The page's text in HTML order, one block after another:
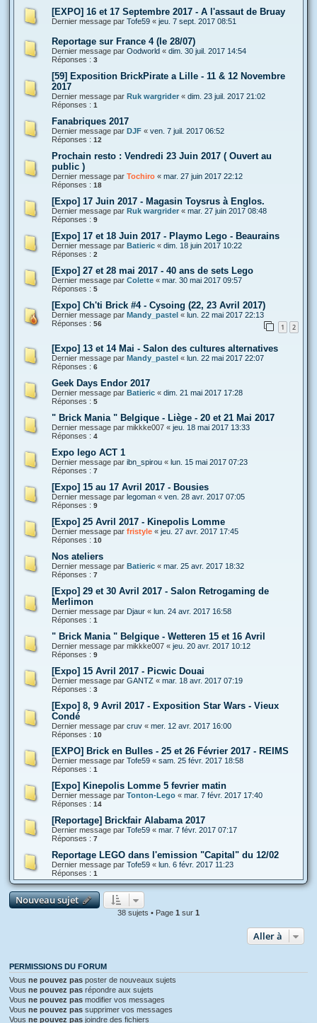
[EXPO] 16 et 17 Septembre 2017 - A l'assaut de Bruay
Dernier message par Tofe59 « jeu. 7 sept. 2017 08:51
Reportage sur France 4 (le 28/07)
Dernier message par Oodworld « dim. 30 juil. 2017 14:54
Réponses : 3
[59] Exposition BrickPirate a Lille - 11 & 12 Novembre
2017
Dernier message par Ruk wargrider « dim. 23 juil. 2017 21:02
Réponses : 1
Fanabriques 2017
Dernier message par DJF « ven. 7 juil. 2017 06:52
Réponses : 12
Prochain resto : Vendredi 23 Juin 2017 ( Ouvert au
public )
Dernier message par Tochiro « mar. 27 juin 2017 22:12
Réponses : 18
[Expo] 17 Juin 2017 - Magasin Toysrus à Englos.
Dernier message par Ruk wargrider « mar. 27 juin 2017 08:48
Réponses : 9
[Expo] 17 et 18 Juin 2017 - Playmo Lego - Beaurains
Dernier message par Batieric « dim. 18 juin 2017 10:22
Réponses : 2
[Expo] 27 et 28 mai 2017 - 40 ans de sets Lego
Dernier message par Colette « mar. 30 mai 2017 09:57
Réponses : 5
[Expo] Ch'ti Brick #4 - Cysoing (22, 23 Avril 2017)
Dernier message par Mandy_pastel « lun. 22 mai 2017 22:13
Réponses : 56 1 2
[Expo] 13 et 14 Mai - Salon des cultures alternatives
Dernier message par Mandy_pastel « lun. 22 mai 2017 22:07
Réponses : 6
Geek Days Endor 2017
Dernier message par Batieric « dim. 21 mai 2017 17:28
Réponses : 5
" Brick Mania " Belgique - Liège - 20 et 21 Mai 2017
Dernier message par mikkke007 « jeu. 18 mai 2017 13:33
Réponses : 4
Expo lego ACT 1
Dernier message par ibn_spirou « lun. 15 mai 2017 07:23
Réponses : 7
[Expo] 15 au 17 Avril 2017 - Bousies
Dernier message par legoman « ven. 28 avr. 2017 07:05
Réponses : 9
[Expo] 25 Avril 2017 - Kinepolis Lomme
Dernier message par fristyle « jeu. 27 avr. 2017 17:45
Réponses : 10
Nos ateliers
Dernier message par Batieric « mar. 25 avr. 2017 18:32
Réponses : 7
[Expo] 29 et 30 Avril 2017 - Salon Retrogaming de
Merlimon
Dernier message par Djaur « lun. 24 avr. 2017 16:58
Réponses : 1
" Brick Mania " Belgique - Wetteren 15 et 16 Avril
Dernier message par mikkke007 « jeu. 20 avr. 2017 10:12
Réponses : 9
[Expo] 15 Avril 2017 - Picwic Douai
Dernier message par GANTZ « mar. 18 avr. 2017 07:19
Réponses : 3
[Expo] 8, 9 Avril 2017 - Exposition Star Wars - Vieux
Condé
Dernier message par cruv « mer. 12 avr. 2017 16:00
Réponses : 10
[EXPO] Brick en Bulles - 25 et 26 Février 2017 - REIMS
Dernier message par Tofe59 « sam. 25 févr. 2017 18:58
Réponses : 1
[Expo] Kinepolis Lomme 5 fevrier matin
Dernier message par Tonton-Lego « mar. 7 févr. 2017 17:40
Réponses : 14
[Reportage] Brickfair Alabama 2017
Dernier message par Tofe59 « mar. 7 févr. 2017 07:17
Réponses : 7
Reportage LEGO dans l'emission "Capital" du 12/02
Dernier message par Tofe59 « lun. 6 févr. 2017 11:23
Réponses : 1
Nouveau sujet
38 sujets • Page 1 sur 1
Aller à
PERMISSIONS DU FORUM
Vous ne pouvez pas poster de nouveaux sujets
Vous ne pouvez pas répondre aux sujets
Vous ne pouvez pas modifier vos messages
Vous ne pouvez pas supprimer vos messages
Vous ne pouvez pas joindre des fichiers